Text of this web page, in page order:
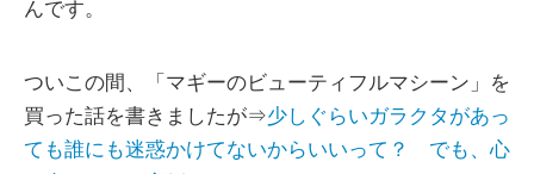
んです。
ついこの間、「マギーのビューティフルマシーン」を
買った話を書きましたが⇒少しぐらいガラクタがあっ
ても誰にも迷惑かけてないからいいって？ でも、心